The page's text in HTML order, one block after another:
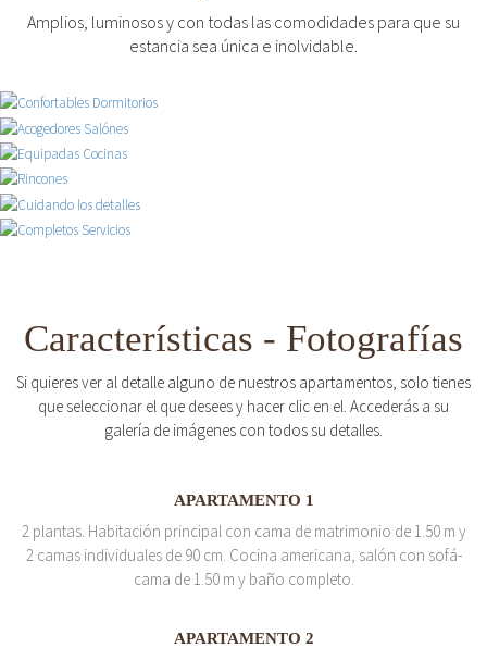
Amplios, luminosos y con todas las comodidades para que su
estancia sea única e inolvidable.
Características - Fotografías
Si quieres ver al detalle alguno de nuestros apartamentos, solo tienes
que seleccionar el que desees y hacer clic en el. Accederás a su
galería de imágenes con todos su detalles.
APARTAMENTO 1
2 plantas. Habitación principal con cama de matrimonio de 1.50 m y
2 camas individuales de 90 cm. Cocina americana, salón con sofá-
cama de 1.50 m y baño completo.
APARTAMENTO 2